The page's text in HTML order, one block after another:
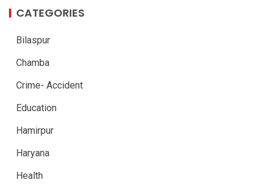
CATEGORIES
Bilaspur
Chamba
Crime- Accident
Education
Hamirpur
Haryana
Health